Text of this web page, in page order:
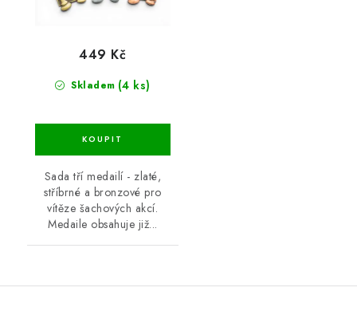
Skladem (4 ks)
449 Kč
Sada tří medailí - zlaté,
stříbrné a bronzové pro
vítěze šachových akcí.
Medaile obsahuje již...